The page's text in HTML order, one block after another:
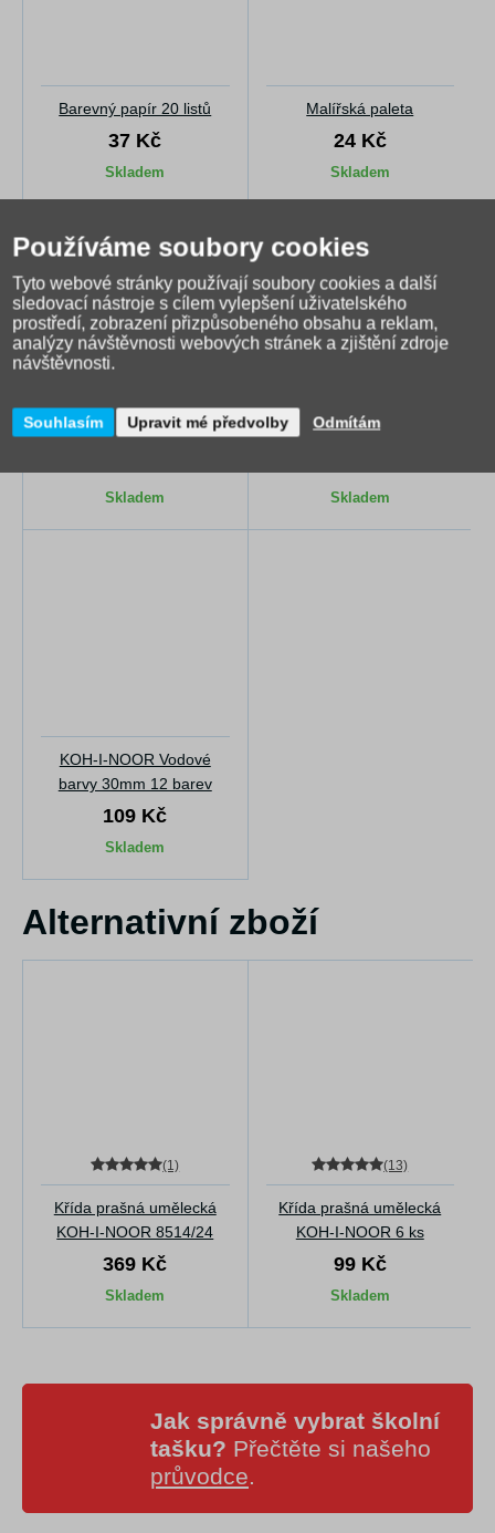
Barevný papír 20 listů
37 Kč
Skladem
Malířská paleta
24 Kč
Skladem
Tempery MFP 12ml 12 ks
Skladem
Lepidlo Herkules 130g
Skladem
KOH-I-NOOR Vodové
barvy 30mm 12 barev
109 Kč
Skladem
Alternativní zboží
(1)
Křída prašná umělecká
KOH-I-NOOR 8514/24
369 Kč
Skladem
(13)
Křída prašná umělecká
KOH-I-NOOR 6 ks
99 Kč
Skladem
Jak správně vybrat školní
tašku? Přečtěte si našeho
průvodce.
Používáme soubory cookies
Tyto webové stránky používají soubory cookies a další
sledovací nástroje s cílem vylepšení uživatelského
prostředí, zobrazení přizpůsobeného obsahu a reklam,
analýzy návštěvnosti webových stránek a zjištění zdroje
návštěvnosti.
Souhlasím Upravit mé předvolby Odmítám